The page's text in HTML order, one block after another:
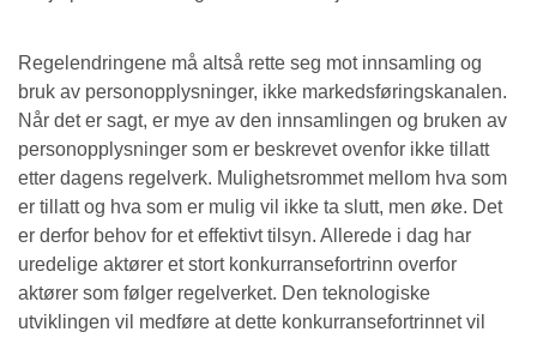
Regelendringene må altså rette seg mot innsamling og
bruk av personopplysninger, ikke markedsføringskanalen.
Når det er sagt, er mye av den innsamlingen og bruken av
personopplysninger som er beskrevet ovenfor ikke tillatt
etter dagens regelverk. Mulighetsrommet mellom hva som
er tillatt og hva som er mulig vil ikke ta slutt, men øke. Det
er derfor behov for et effektivt tilsyn. Allerede i dag har
uredelige aktører et stort konkurransefortrinn overfor
aktører som følger regelverket. Den teknologiske
utviklingen vil medføre at dette konkurransefortrinnet vil